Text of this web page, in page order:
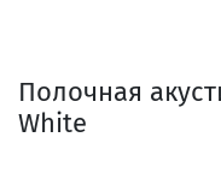
Полочная
White